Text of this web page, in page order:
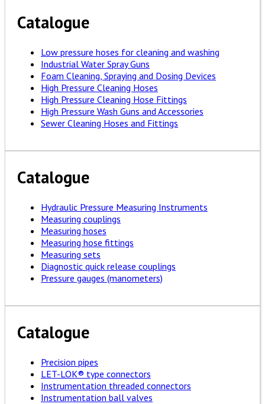
Catalogue
Low pressure hoses for cleaning and washing
Industrial Water Spray Guns
Foam Cleaning, Spraying and Dosing Devices
High Pressure Cleaning Hoses
High Pressure Cleaning Hose Fittings
High Pressure Wash Guns and Accessories
Sewer Cleaning Hoses and Fittings
Catalogue
Hydraulic Pressure Measuring Instruments
Measuring couplings
Measuring hoses
Measuring hose fittings
Measuring sets
Diagnostic quick release couplings
Pressure gauges (manometers)
Catalogue
Precision pipes
LET-LOK® type connectors
Instrumentation threaded connectors
Instrumentation ball valves